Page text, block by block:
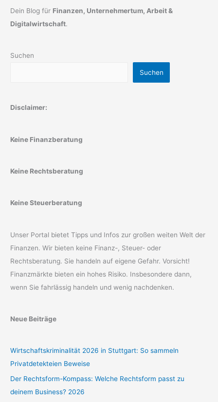
Dein Blog für Finanzen, Unternehmertum, Arbeit &
Digitalwirtschaft.
Suchen
Suchen
Disclaimer:
Keine Finanzberatung
Keine Rechtsberatung
Keine Steuerberatung
Unser Portal bietet Tipps und Infos zur großen weiten Welt der
Finanzen. Wir bieten keine Finanz-, Steuer- oder
Rechtsberatung. Sie handeln auf eigene Gefahr. Vorsicht!
Finanzmärkte bieten ein hohes Risiko. Insbesondere dann,
wenn Sie fahrlässig handeln und wenig nachdenken.
Neue Beiträge
Wirtschaftskriminalität 2026 in Stuttgart: So sammeln
Privatdetekteien Beweise
Der Rechtsform-Kompass: Welche Rechtsform passt zu
deinem Business? 2026